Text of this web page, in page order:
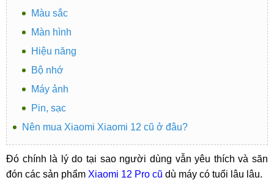
Màu sắc
Màn hình
Hiệu năng
Bộ nhớ
Máy ảnh
Pin, sạc
Nên mua Xiaomi Xiaomi 12 cũ ở đâu?
Đó chính là lý do tại sao người dùng vẫn yêu thích và săn
đón các sản phẩm Xiaomi 12 Pro cũ dù máy có tuổi lâu lâu.